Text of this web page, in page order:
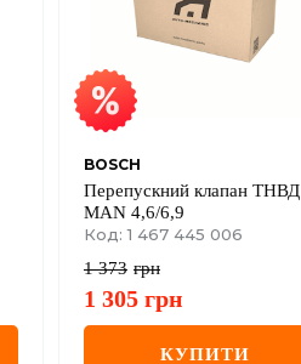
BOSCH
Перепускний клапан ТНВД
MAN 4,6/6,9
Код: 1 467 445 006
1 373 грн
1 305 грн
КУПИТИ